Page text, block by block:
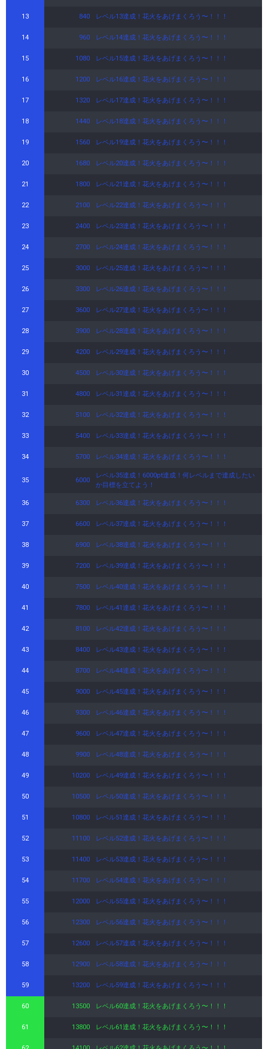
13 840 レベル13達成！花火をあげまくろう〜！！！
14 960 レベル14達成！花火をあげまくろう〜！！！
15 1080 レベル15達成！花火をあげまくろう〜！！！
16 1200 レベル16達成！花火をあげまくろう〜！！！
17 1320 レベル17達成！花火をあげまくろう〜！！！
18 1440 レベル18達成！花火をあげまくろう〜！！！
19 1560 レベル19達成！花火をあげまくろう〜！！！
20 1680 レベル20達成！花火をあげまくろう〜！！！
21 1800 レベル21達成！花火をあげまくろう〜！！！
22 2100 レベル22達成！花火をあげまくろう〜！！！
23 2400 レベル23達成！花火をあげまくろう〜！！！
24 2700 レベル24達成！花火をあげまくろう〜！！！
25 3000 レベル25達成！花火をあげまくろう〜！！！
26 3300 レベル26達成！花火をあげまくろう〜！！！
27 3600 レベル27達成！花火をあげまくろう〜！！！
28 3900 レベル28達成！花火をあげまくろう〜！！！
29 4200 レベル29達成！花火をあげまくろう〜！！！
30 4500 レベル30達成！花火をあげまくろう〜！！！
31 4800 レベル31達成！花火をあげまくろう〜！！！
32 5100 レベル32達成！花火をあげまくろう〜！！！
33 5400 レベル33達成！花火をあげまくろう〜！！！
34 5700 レベル34達成！花火をあげまくろう〜！！！
35 6000
レベル35達成！6000pt達成！何レベルまで達成したい
か目標を立てよう！
36 6300 レベル36達成！花火をあげまくろう〜！！！
37 6600 レベル37達成！花火をあげまくろう〜！！！
38 6900 レベル38達成！花火をあげまくろう〜！！！
39 7200 レベル39達成！花火をあげまくろう〜！！！
40 7500 レベル40達成！花火をあげまくろう〜！！！
41 7800 レベル41達成！花火をあげまくろう〜！！！
42 8100 レベル42達成！花火をあげまくろう〜！！！
43 8400 レベル43達成！花火をあげまくろう〜！！！
44 8700 レベル44達成！花火をあげまくろう〜！！！
45 9000 レベル45達成！花火をあげまくろう〜！！！
46 9300 レベル46達成！花火をあげまくろう〜！！！
47 9600 レベル47達成！花火をあげまくろう〜！！！
48 9900 レベル48達成！花火をあげまくろう〜！！！
49 10200 レベル49達成！花火をあげまくろう〜！！！
50 10500 レベル50達成！花火をあげまくろう〜！！！
51 10800 レベル51達成！花火をあげまくろう〜！！！
52 11100 レベル52達成！花火をあげまくろう〜！！！
53 11400 レベル53達成！花火をあげまくろう〜！！！
54 11700 レベル54達成！花火をあげまくろう〜！！！
55 12000 レベル55達成！花火をあげまくろう〜！！！
56 12300 レベル56達成！花火をあげまくろう〜！！！
57 12600 レベル57達成！花火をあげまくろう〜！！！
58 12900 レベル58達成！花火をあげまくろう〜！！！
59 13200 レベル59達成！花火をあげまくろう〜！！！
60 13500 レベル60達成！花火をあげまくろう〜！！！
61 13800 レベル61達成！花火をあげまくろう〜！！！